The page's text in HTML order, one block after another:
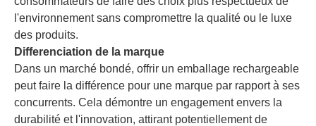
l'environnement sans compromettre la qualité ou le luxe
des produits.
Differenciation de la marque
Dans un marché bondé, offrir un emballage rechargeable
peut faire la différence pour une marque par rapport à ses
concurrents. Cela démontre un engagement envers la
durabilité et l'innovation, attirant potentiellement de